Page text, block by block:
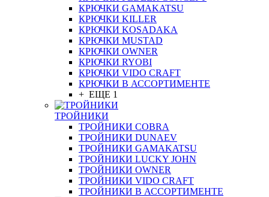
КРЮЧКИ GAMAKATSU
КРЮЧКИ KILLER
КРЮЧКИ KOSADAKA
КРЮЧКИ MUSTAD
КРЮЧКИ OWNER
КРЮЧКИ RYOBI
КРЮЧКИ VIDO CRAFT
КРЮЧКИ В АССОРТИМЕНТЕ
+ ЕЩЕ 1
ТРОЙНИКИ
ТРОЙНИКИ COBRA
ТРОЙНИКИ DUNAEV
ТРОЙНИКИ GAMAKATSU
ТРОЙНИКИ LUCKY JOHN
ТРОЙНИКИ OWNER
ТРОЙНИКИ VIDO CRAFT
ТРОЙНИКИ В АССОРТИМЕНТЕ